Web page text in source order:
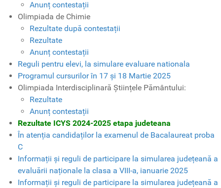
Anunț contestații
Olimpiada de Chimie
Rezultate după contestații
Rezultate
Anunț contestații
Reguli pentru elevi, la simulare evaluare nationala
Programul cursurilor în 17 și 18 Martie 2025
Olimpiada Interdisciplinară Științele Pământului:
Rezultate
Anunț contestații
Rezultate ICYS 2024-2025 etapa judeteana
În atenția candidaților la examenul de Bacalaureat proba
C
Informații și reguli de participare la simularea județeană a
evaluării naționale la clasa a VIII-a, ianuarie 2025
Informații și reguli de participare la simularea județeană a